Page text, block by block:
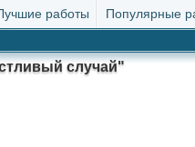
работы Популярные
случай"